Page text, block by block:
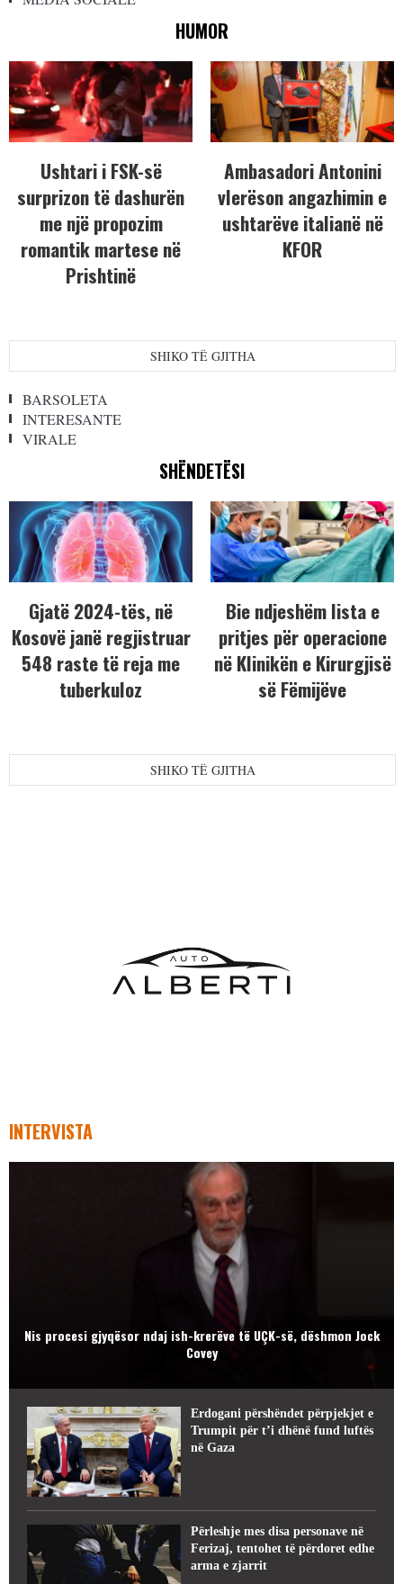
HUMOR
Ushtari i FSK-së
surprizon të dashurën
me një propozim
romantik martese në
Prishtinë
Ambasadori Antonini
vlerëson angazhimin e
ushtarëve italianë në
KFOR
SHIKO TË GJITHA
BARSOLETA
INTERESANTE
VIRALE
SHËNDETËSI
Gjatë 2024-tës, në
Kosovë janë regjistruar
548 raste të reja me
tuberkuloz
Bie ndjeshëm lista e
pritjes për operacione
në Klinikën e Kirurgjisë
së Fëmijëve
SHIKO TË GJITHA
INTERVISTA
Nis procesi gjyqësor ndaj ish-krerëve të UÇK-së, dëshmon Jock
Covey
Erdogani përshëndet përpjekjet e
Trumpit për t’i dhënë fund luftës
në Gaza
Përleshje mes disa personave në
Ferizaj, tentohet të përdoret edhe
arma e zjarrit